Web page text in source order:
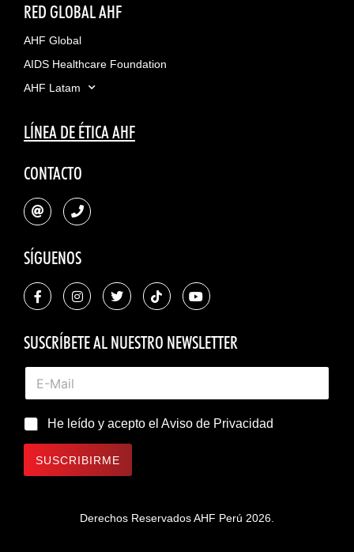
RED GLOBAL AHF
AHF Global
AIDS Healthcare Foundation
AHF Latam
LÍNEA DE ÉTICA AHF
CONTACTO
SÍGUENOS
SUSCRÍBETE AL NUESTRO NEWSLETTER
He leído y acepto el Aviso de Privacidad
SUSCRIBIRME
Derechos Reservados AHF Perú 2026.